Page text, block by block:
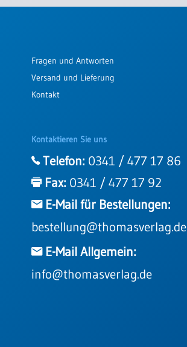
Fragen und Antworten
Versand und Lieferung
Kontakt
Kontaktieren Sie uns
Telefon: 0341 / 477 17 86
Fax: 0341 / 477 17 92
E-Mail für Bestellungen:
bestellung@thomasverlag.de
E-Mail Allgemein:
info@thomasverlag.de